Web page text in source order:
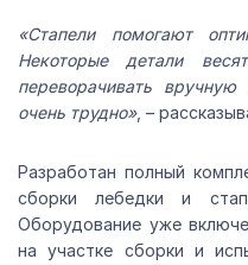
«Стапели помогают
Некоторые детали
переворачивать
очень трудно», –
Разработан полный
сборки лебедки и
Оборудование уже
на участке сборки и